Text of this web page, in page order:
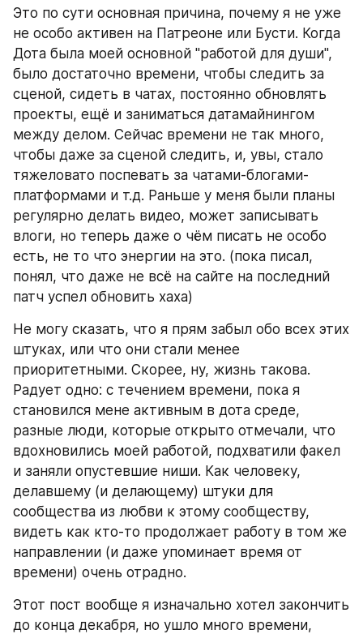
Это по сути основная причина, почему я не уже
не особо активен на Патреоне или Бусти. Когда
Дота была моей основной "работой для души",
было достаточно времени, чтобы следить за
сценой, сидеть в чатах, постоянно обновлять
проекты, ещё и заниматься датамайнингом
между делом. Сейчас времени не так много,
чтобы даже за сценой следить, и, увы, стало
тяжеловато поспевать за чатами-блогами-
платформами и т.д. Раньше у меня были планы
регулярно делать видео, может записывать
влоги, но теперь даже о чём писать не особо
есть, не то что энергии на это. (пока писал,
понял, что даже не всё на сайте на последний
патч успел обновить хаха)
Не могу сказать, что я прям забыл обо всех этих
штуках, или что они стали менее
приоритетными. Скорее, ну, жизнь такова.
Радует одно: с течением времени, пока я
становился мене активным в дота среде,
разные люди, которые открыто отмечали, что
вдохновились моей работой, подхватили факел
и заняли опустевшие ниши. Как человеку,
делавшему (и делающему) штуки для
сообщества из любви к этому сообществу,
видеть как кто-то продолжает работу в том же
направлении (и даже упоминает время от
времени) очень отрадно.
Этот пост вообще я изначально хотел закончить
до конца декабря, но ушло много времени,